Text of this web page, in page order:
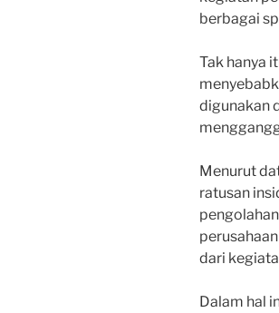
berbagai
Tak hanya
digunakan
Menurut
ratusan
dari
Dalam hal